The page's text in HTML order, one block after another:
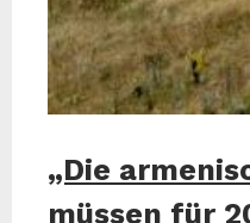
„Die
müssen für